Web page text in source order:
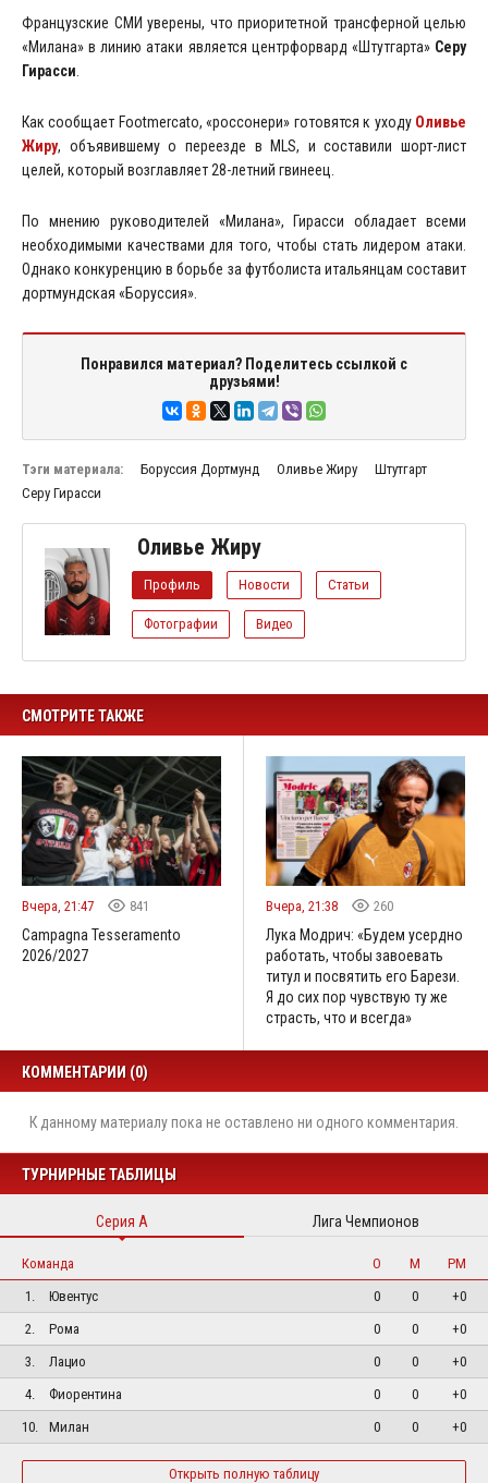
Французские СМИ уверены, что приоритетной трансферной целью
«Милана» в линию атаки является центрфорвард «Штутгарта» Серу
Гирасси
Как сообщает Footmercato, «россонери» готовятся к уходу Оливье
Жиру, объявившему о переезде в MLS, и составили шорт-лист
целей, который возглавляет 28-летний гвинеец.
По мнению руководителей «Милана», Гирасси обладает всеми
необходимыми качествами для того, чтобы стать лидером атаки.
Однако конкуренцию в борьбе за футболиста итальянцам составит
дортмундская «Боруссия».
Понравился материал? Поделитесь ссылкой с
друзьями!
Тэги материала: Боруссия Дортмунд Оливье Жиру
Штутгарт
Серу Гирасси
Оливье Жиру
Профиль Новости Статьи
Фотографии Видео
СМОТРИТЕ ТАКЖЕ
Вчера, 21:47 841
Campagna Tesseramento
2026/2027
Вчера, 21:38 260
Лука Модрич: «Будем усердно
работать, чтобы завоевать
титул и посвятить его Барези.
Я до сих пор чувствую ту же
страсть, что и всегда»
КОММЕНТАРИИ (0)
К данному материалу пока не оставлено ни одного комментария.
ТУРНИРНЫЕ ТАБЛИЦЫ
Серия А Лига Чемпионов
Команда О М
РМ
1.
Ювентус 0 0
+0
2.
Рома 0 0
+0
3.
Лацио 0 0
+0
4.
Фиорентина 0 0
+0
10.
Милан 0 0 +0
Открыть полную таблицу